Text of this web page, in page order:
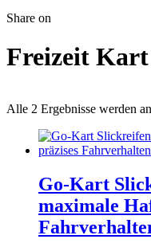
Share on
Freizeit
Alle 2 Ergebnisse werden
Go‑Kart
maximale